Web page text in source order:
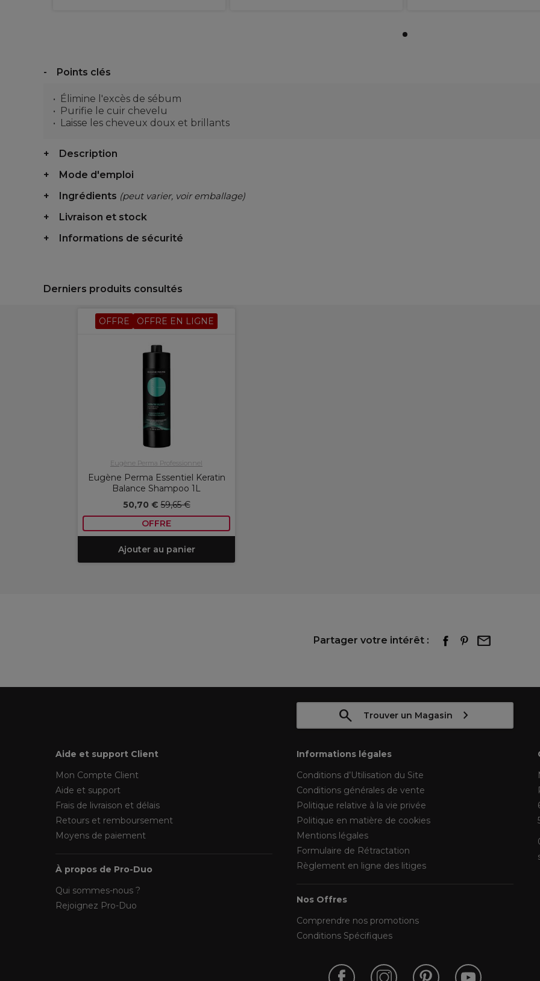
Points clés
Élimine l'excès de sébum
Purifie le cuir chevelu
Laisse les cheveux doux et brillants
Description
Mode d'emploi
Ingrédients (peut varier, voir emballage)
Livraison et stock
Informations de sécurité
Derniers produits consultés
OFFRE OFFRE EN LIGNE
Eugène Perma Professionnel
Eugène Perma Essentiel Keratin
Balance Shampoo 1L
50,70 €59,65 €
OFFRE
Ajouter au panier
Partager votre intérêt :
Trouver un Magasin
Aide et support Client
Mon Compte Client
Aide et support
Frais de livraison et délais
Retours et remboursement
Moyens de paiement
À propos de Pro-Duo
Qui sommes-nous ?
Rejoignez Pro-Duo
Informations légales
Conditions d’Utilisation du Site
Conditions générales de vente
Politique relative à la vie privée
Politique en matière de cookies
Mentions légales
Formulaire de Rétractation
Règlement en ligne des litiges
Nos Offres
Comprendre nos promotions
Conditions Spécifiques